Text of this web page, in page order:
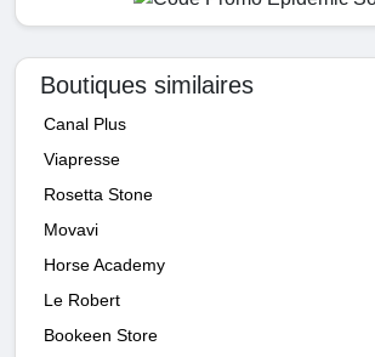
Boutiques similaires
Canal Plus
Viapresse
Rosetta Stone
Movavi
Horse Academy
Le Robert
Bookeen Store